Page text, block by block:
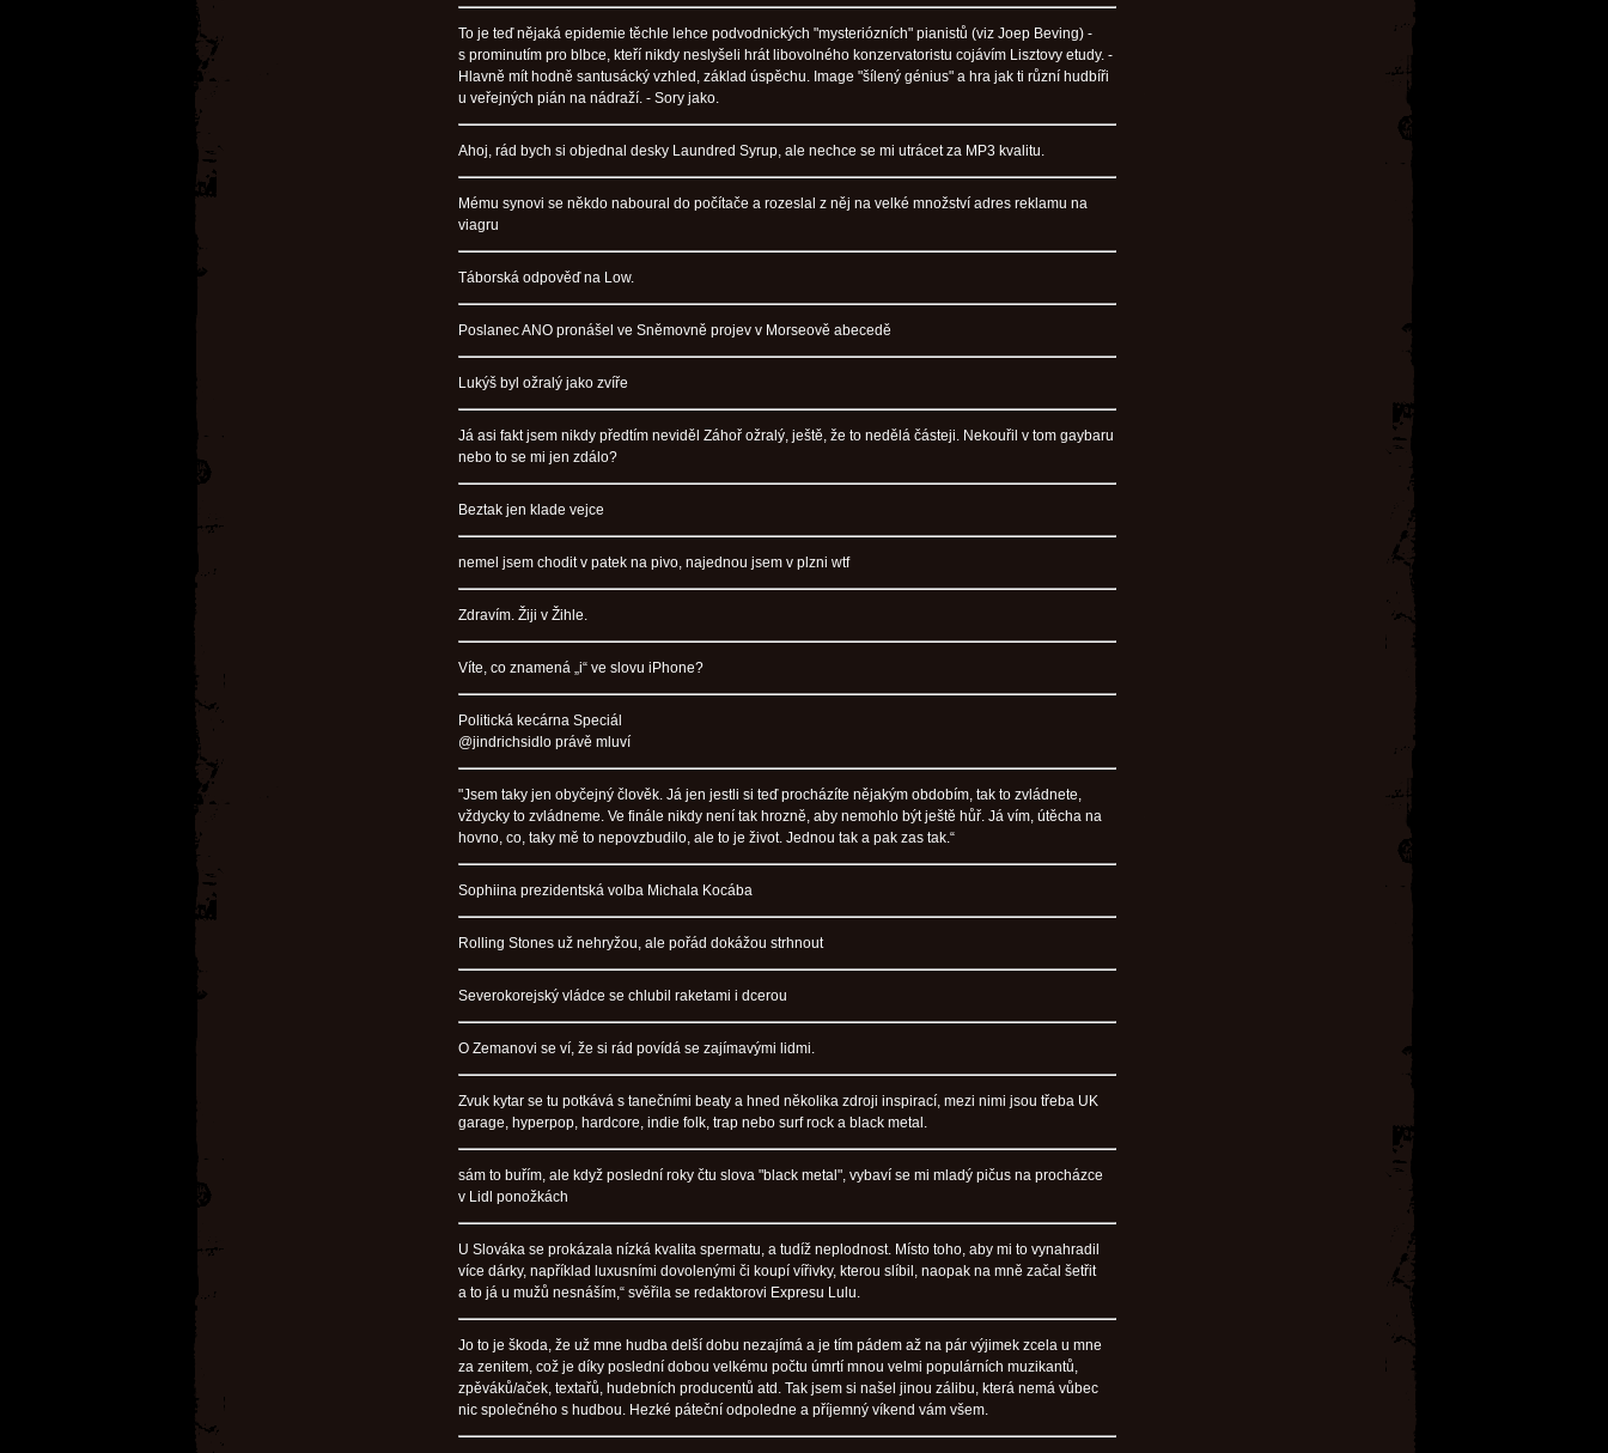
To je teď nějaká epidemie těchle lehce podvodnických "mysteriózních" pianistů (viz Joep Beving) -
s prominutím pro blbce, kteří nikdy neslyšeli hrát libovolného konzervatoristu cojávím Lisztovy etudy. -
Hlavně mít hodně santusácký vzhled, základ úspěchu. Image "šílený génius" a hra jak ti různí hudbíři
u veřejných pián na nádraží. - Sory jako.
Ahoj, rád bych si objednal desky Laundred Syrup, ale nechce se mi utrácet za MP3 kvalitu.
Mému synovi se někdo naboural do počítače a rozeslal z něj na velké množství adres reklamu na
viagru
Táborská odpověď na Low.
Poslanec ANO pronášel ve Sněmovně projev v Morseově abecedě
Lukýš byl ožralý jako zvíře
Já asi fakt jsem nikdy předtím neviděl Záhoř ožralý, ještě, že to nedělá částeji. Nekouřil v tom gaybaru
nebo to se mi jen zdálo?
Beztak jen klade vejce
nemel jsem chodit v patek na pivo, najednou jsem v plzni wtf
Zdravím. Žiji v Žihle.
Víte, co znamená „i“ ve slovu iPhone?
Politická kecárna Speciál
@jindrichsidlo právě mluví
"Jsem taky jen obyčejný člověk. Já jen jestli si teď procházíte nějakým obdobím, tak to zvládnete,
vždycky to zvládneme. Ve finále nikdy není tak hrozně, aby nemohlo být ještě hůř. Já vím, útěcha na
hovno, co, taky mě to nepovzbudilo, ale to je život. Jednou tak a pak zas tak.“
Sophiina prezidentská volba Michala Kocába
Rolling Stones už nehryžou, ale pořád dokážou strhnout
Severokorejský vládce se chlubil raketami i dcerou
O Zemanovi se ví, že si rád povídá se zajímavými lidmi.
Zvuk kytar se tu potkává s tanečními beaty a hned několika zdroji inspirací, mezi nimi jsou třeba UK
garage, hyperpop, hardcore, indie folk, trap nebo surf rock a black metal.
sám to buřím, ale když poslední roky čtu slova "black metal", vybaví se mi mladý pičus na procházce
v Lidl ponožkách
U Slováka se prokázala nízká kvalita spermatu, a tudíž neplodnost. Místo toho, aby mi to vynahradil
více dárky, například luxusními dovolenými či koupí vířivky, kterou slíbil, naopak na mně začal šetřit
a to já u mužů nesnáším,“ svěřila se redaktorovi Expresu Lulu.
Jo to je škoda, že už mne hudba delší dobu nezajímá a je tím pádem až na pár výjimek zcela u mne
za zenitem, což je díky poslední dobou velkému počtu úmrtí mnou velmi populárních muzikantů,
zpěváků/aček, textařů, hudebních producentů atd. Tak jsem si našel jinou zálibu, která nemá vůbec
nic společného s hudbou. Hezké páteční odpoledne a příjemný víkend vám všem.